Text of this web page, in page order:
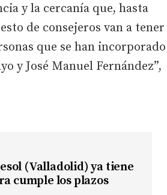
y la cercanía que, hasta
de consejeros van a tener
que se han incorporado
y José Manuel Fernández”,
(Valladolid) ya tiene
cumple los plazos